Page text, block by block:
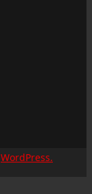
WordPress.